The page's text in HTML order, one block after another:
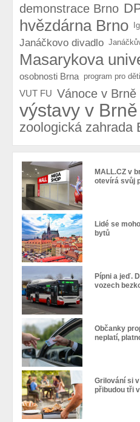
demonstrace Brno
hvězdárna Brno
Janáčkovo divadlo
Masarykova
osobnosti Brna program pro
VUT FU Vánoce v Brně
výstavy v Brně
zoologická zahrada
MALL.CZ v
otevírá svůj
Lidé se
bytů
Pípni a jeď.
vozech
Občanky
neplatí,
Grilování si
přibudou tři